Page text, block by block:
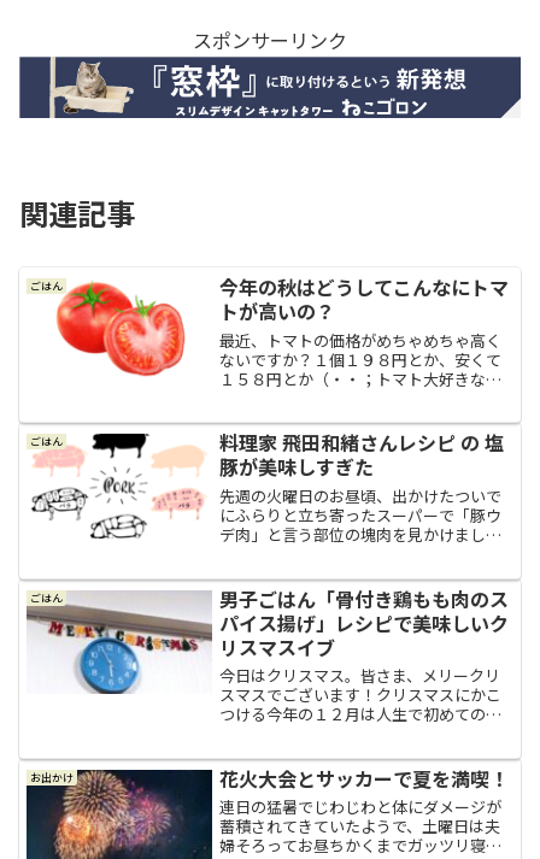
スポンサーリンク
関連記事
ごはん
今年の秋はどうしてこんなにトマ
トが高いの？
最近、トマトの価格がめちゃめちゃ高く
ないですか？１個１９８円とか、安くて
１５８円とか（・・；トマト大好きなの
４年 秋 どうしてこんなにトマトの価格が
高いの？この時期、高...
ごはん
料理家 飛田和緒さんレシピ の 塩
豚が美味しすぎた
先週の火曜日のお昼頃、出かけたついで
にふらりと立ち寄ったスーパーで「豚ウ
デ肉」と言う部位の塊肉を見かけまし
「豚ウデ肉」と言う部位に思わず興味が
むくむくと湧いて、どんな豚...
ごはん
男子ごはん「骨付き鶏もも肉のス
パイス揚げ」レシピで美味しいク
リスマスイブ
今日はクリスマス。皆さま、メリークリ
スマスでございます！クリスマスにかこ
つける今年の１２月は人生で初めてのシ
気分を楽しんでいましたが、ついにシュ
トーレンも食べ終え、いつ...
お出かけ 花火大会とサッカーで夏を満喫！
連日の猛暑でじわじわと体にダメージが
蓄積されてきていたようで、土曜日は夫
婦そろってお昼ちかくまでガッツリ寝て